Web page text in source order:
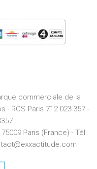
commerciale de la
- RCS Paris 712 023 357 -
Paris (France) - Tél :